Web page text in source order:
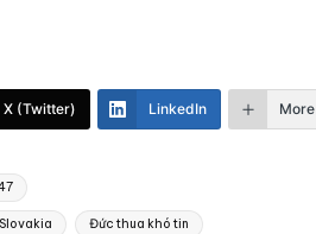
X (Twitter) LinkedIn More
Đức thua khó tin